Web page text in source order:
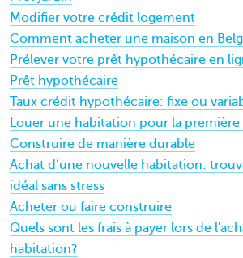
Modifier votre crédit logement
Comment acheter une maison en
Prélever votre prêt hypothécaire en
Prêt hypothécaire
Taux crédit hypothécaire: fixe ou
Louer une habitation pour la première
Construire de manière durable
Achat d’une nouvelle habitation:
idéal sans stress
Acheter ou faire construire
Quels sont les frais à payer lors de
habitation?